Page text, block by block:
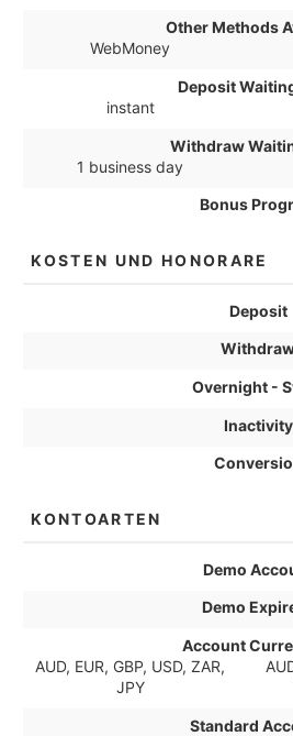
Other Methods
WebMoney
Deposit
instant
Withdraw
1 business day
Bonus
KOSTEN UND HONORARE
Deposit
Overnight -
Inactivity
KONTOARTEN
Demo
Demo
Account
AUD, EUR, GBP, USD, ZAR,
JPY
Standard